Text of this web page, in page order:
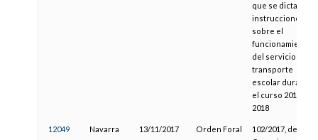
que se dictan
instrucciones
sobre el
funcionamiento
del servicio de
transporte
escolar durante
el curso 2017-
2018
12049 Navarra 13/11/2017 Orden Foral
102/2017, de la